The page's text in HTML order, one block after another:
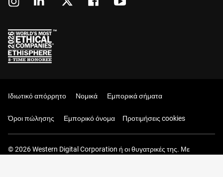
Ιδιωτικό απόρρητο Νομικά Εμπορικά σήματα
Όροι πώλησης Εμπορικό όνομα Προτιμήσεις cookies
© 2026 Western Digital Corporation ή οι θυγατρικές της. Με